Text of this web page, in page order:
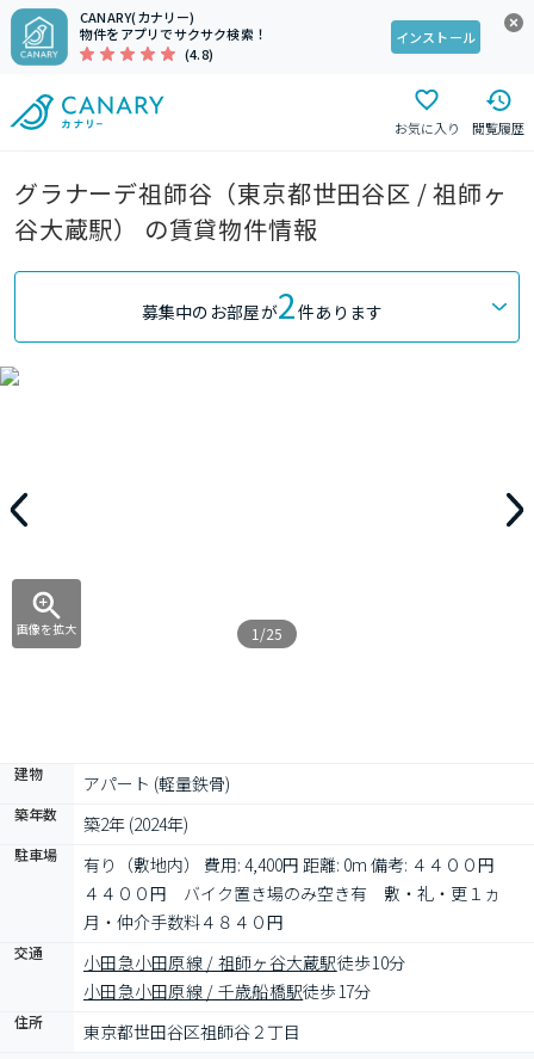
CANARY(カナリー)
物件をアプリでサクサク検索！
(4.8)
インストール
お気に入り 閲覧履歴
グラナーデ祖師谷（東京都世田谷区 / 祖師ヶ
谷大蔵駅） の賃貸物件情報
募集中のお部屋が2件あります
画像を拡大 1/25
建物 アパート (軽量鉄骨)
築年数 築2年 (2024年)
駐車場
有り（敷地内） 費用: 4,400円 距離: 0m 備考: ４４００円
４４００円　バイク置き場のみ空き有　敷・礼・更１ヵ
月・仲介手数料４８４０円
交通 小田急小田原線 / 祖師ヶ谷大蔵駅徒歩10分
小田急小田原線 / 千歳船橋駅徒歩17分
住所 東京都世田谷区祖師谷２丁目